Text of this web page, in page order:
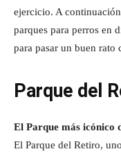
ejercicio. A
parques para perros en
para pasar un buen rato
Parque del
El Parque más icónico
El Parque del Retiro,